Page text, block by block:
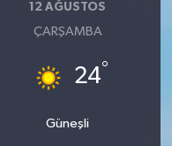
12 AĞUSTOS
ÇARŞAMBA
24°
Güneşli